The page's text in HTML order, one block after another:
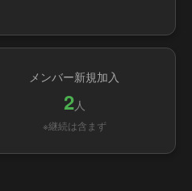
メンバー新規加入
2人
※継続は含まず